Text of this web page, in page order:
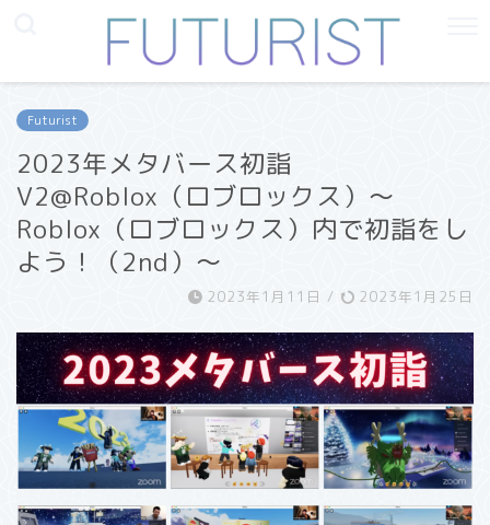
Futurist
2023年メタバース初詣
V2@Roblox（ロブロックス）〜
Roblox（ロブロックス）内で初詣をし
よう！（2nd）〜
2023年1月11日 / 2023年1月25日